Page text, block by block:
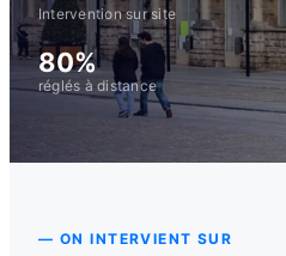
Intervention sur site
80%
réglés à distance
— ON INTERVIENT SUR